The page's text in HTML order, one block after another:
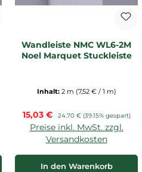
Wandleiste NMC WL6-2M
Noel Marquet Stuckleiste
Inhalt: 2 m (7,52 € / 1 m)
Verkaufspreis:
15,03 € Regulärer Preis:
24,70 € (39.15% gespart)
Preise inkl. MwSt. zzgl.
Versandkosten
In den Warenkorb